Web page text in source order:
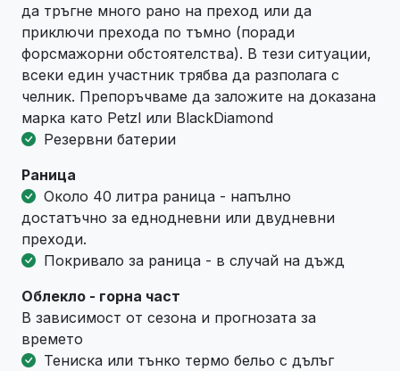
да тръгне много рано на преход или да
приключи прехода по тъмно (поради
форсмажорни обстоятелства). В тези ситуации,
всеки един участник трябва да разполага с
челник. Препоръчваме да заложите на доказана
марка като Petzl или BlackDiamond
Резервни батерии
Раница
Около 40 литра раница - напълно
достатъчно за еднодневни или двудневни
преходи.
Покривало за раница - в случай на дъжд
Облекло - горна част
В зависимост от сезона и прогнозата за
времето
Тениска или тънко термо бельо с дълъг